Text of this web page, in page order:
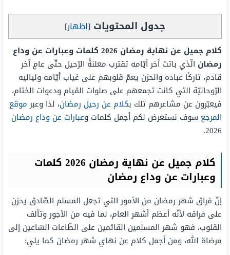
جدول المحتويات [إظهار]
كلام جميل عن نهاية رمضان 2026 كلمات وعبارات عن وداع
رمضان الّذي باتت آخر أيّامه تقترب معلنةً الرّحيل حتّى عامٍ آخر
قادم، تاركًا عباده والحزن يعمّ قلوبهم على غياب أيّامه ولياليه
الرّوحانيّة التي كانت تجمعهم على صلوات القيام ودعوات الختام،
فيعبّرون عن مشاعرهم تلك بكلام عن رحيل رمضان، لذا وعبرموقع
المرجع سوف نستعرض لكم أجمل كلمات وعبارات عن وداع رمضان
2026.
كلام جميل عن نهاية رمضان 2026 كلمات
وعبارات عن وداع رمضان
إنّ فراق شهر رمضان من الأمور التي تجعل المسلم الصّادق يحزن
على فراقه لأنّه أعظم أشهر العام، لما فيه من الأجور وتآلف
القلوب، فهو شهر المسلمين القائمين على الطّاعات السّاعين إلى
مرضاة الله، ومن أجمل كلام عن نهاي شهر رمضان كما يلي: